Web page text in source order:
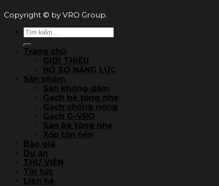
Copyright © by VRO Group.
Tìm
kiếm:
Trang chủ
GIỚI THIỆU
HỒ SƠ NĂNG LỰC
Sản phẩm
Sàn không dầm
Gạch bê tông nhẹ
Gạch chống nóng
Gạch G-VRO
Sàn bê tông nhẹ
Xốp tôn nền
Báo giá
Dự án
THƯ VIỆN
Tin tức
Liên hệ